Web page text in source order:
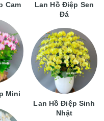
Cam
Mini
Lan Hồ Điệp Sen
Đá
Lan Hồ Điệp Sinh
Nhật